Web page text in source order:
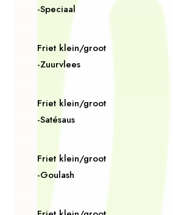
-Speciaal
Friet klein/groot
-Zuurvlees
Friet klein/groot
-Satésaus
Friet klein/groot
-Goulash